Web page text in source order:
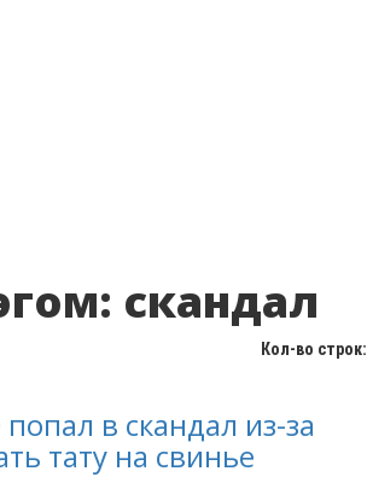
скандал
Кол-во строк:
в скандал из-за
тату на свинье